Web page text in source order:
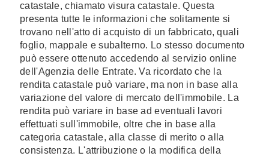
catastale, chiamato visura catastale. Questa
presenta tutte le informazioni che solitamente si
trovano nell'atto di acquisto di un fabbricato, quali
foglio, mappale e subalterno. Lo stesso documento
può essere ottenuto accedendo al servizio online
dell'Agenzia delle Entrate. Va ricordato che la
rendita catastale può variare, ma non in base alla
variazione del valore di mercato dell'immobile. La
rendita può variare in base ad eventuali lavori
effettuati sull'immobile, oltre che in base alla
categoria catastale, alla classe di merito o alla
consistenza. L'attribuzione o la modifica della